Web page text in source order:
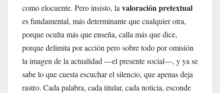
como elocuente. Pero insisto, la valoración pretextual
es fundamental, más determinante que cualquier otra,
porque oculta más que enseña, calla más que dice,
porque delimita por acción pero sobre todo por omisión
la imagen de la actualidad —el presente social—, y ya se
sabe lo que cuesta escuchar el silencio, que apenas deja
rastro. Cada palabra, cada titular, cada noticia, esconde